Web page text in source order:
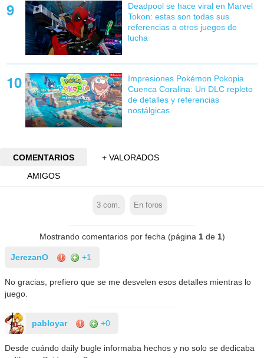
Deadpool se hace viral en Marvel
Tokon: estas son todas sus
referencias a otros juegos de
lucha
Impresiones Pokémon Pokopia
Cuenca Coralina: Un DLC repleto
de detalles y referencias
nostálgicas
COMENTARIOS
+ VALORADOS
AMIGOS
3 com. En foros
Mostrando comentarios por fecha (página 1de 1)
JerezanO +1
No gracias, prefiero que se me desvelen esos detalles mientras lo
juego.
pabloyar +0
Desde cuándo daily bugle informaba hechos y no solo se dedicaba